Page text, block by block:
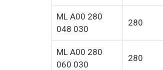
ML A00 280
048 030
280
ML A00 280
060 030
280